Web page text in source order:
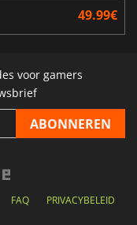
49.99€
voor gamers
FAQ PRIVACYBELEID